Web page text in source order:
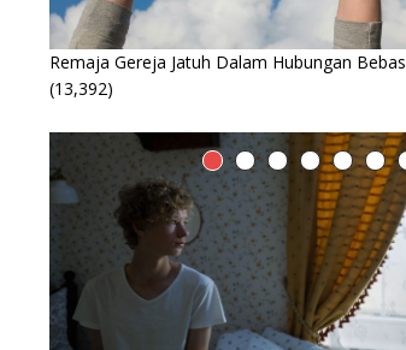
Remaja Gereja Jatuh Dalam Hubungan Bebas
(13,392)